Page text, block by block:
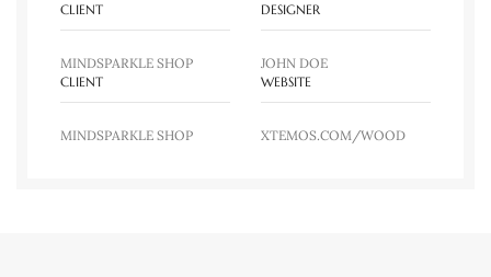
CLIENT
MINDSPARKLE SHOP
DESIGNER
JOHN DOE
CLIENT
MINDSPARKLE SHOP
WEBSITE
XTEMOS.COM/WOOD